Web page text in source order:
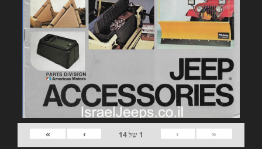
«
‹
1 של14
›
»